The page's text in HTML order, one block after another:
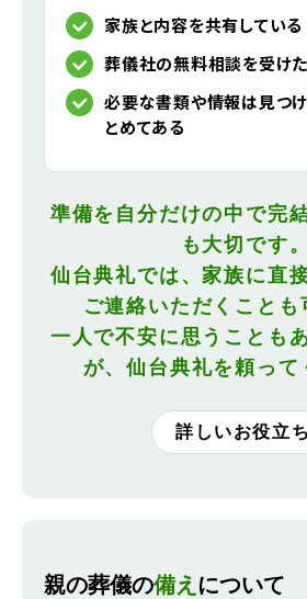
家族と内容を共有している
葬儀社の無料相談を受け
必要な書類や情報は見つ
とめてある
準備を自分だけの中で完
も大切です。
仙台典礼では、家族に直
ご連絡いただくことも
一人で不安に思うことも
が、仙台典礼を頼って
詳しいお役立
親の葬儀の備え について